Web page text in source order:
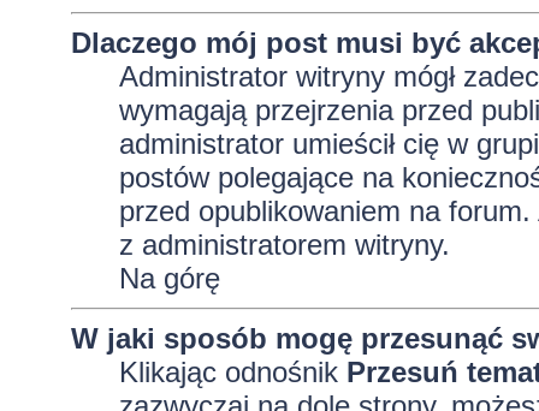
Dlaczego mój post musi być
Administrator witryny mógł
wymagają przejrzenia przed
administrator umieścił cię w
postów polegające na
przed opublikowaniem na
z administratorem witryny.
Na górę
W jaki sposób mogę przesunąć
Klikając odnośnik Przesuń